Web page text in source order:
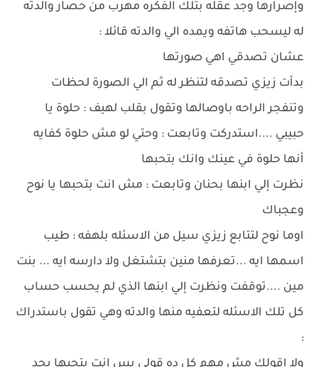
وإصرارها وجد عقله بتلك الفكره مهرب من حصار والدته
له ليسحب هاتفه ويمده الي والدته قائلا :
عشان تصدقي اهي صورتها
بدأت زيزي تصدقه لتنظر له ثم الي الصورة لحظات
وتنفجر الراحه باوصالها وتقول بقلب لهيف : حلوة يا
حبيبي ....استدركت وتابعت : وحتي لو مش حلوة كفايه
أنها حلوة في عينك وانك بتحبها
نظرت إلي ابنها بحنان وتابعت : مش انت بتحبها يا نوح
وعجباك
اوما نوح لتتابع زيزي سيل من الاسئله بلهفه : طيب
اسمها ايه ...تعرفها منين بتشتغل ولا دارسه ايه ... بنت
مين ....توقفت ونظرت إلي ابنها الذي لم يحسب حساب
كل تلك الاسئله لتعفيه منها والدته وهي تقول باستدراك
:
ولا اقولك مش مهم كل ده قولي بس انت بتحبها بجد